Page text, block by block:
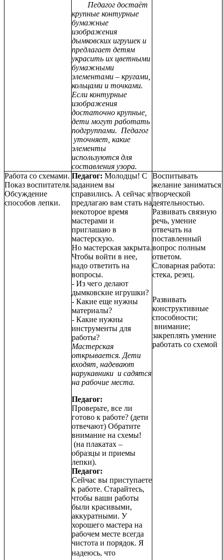
Педагог достаёт
крупные контурные
бумажные
изображения
дымковских игрушек и
предлагает детям
украсить их цветными
бумажными
элементами – кругами,
кольцами и точками.
Если контурные
изображения
достаточно крупные,
дети могут работать
подгруппами. Педагог
уточняет, какие
элементы
используются для
составления узора.
Работа со схемами.
Показ воспитателя.
Обсуждение
способов лепки.
Педагог: Молодцы! С
заданием вы
справились. А сейчас я
предлагаю вам стать на
некоторое время
мастерами и
приглашаю в
мастерскую.
Но мастерская закрыта.
Чтобы войти в нее,
надо ответить на
вопросы.
- Из чего делают
дымковские игрушки?
- Какие еще нужны
материалы?
- Какие нужны
инструменты для
работы?
Мастерская
открывается. Дети
входят, надевают
нарукавники и садятся
на рабочие места.
Педагог:
Проверьте, все ли
готово к работе? (дети
отвечают) Обратите
внимание на схемы!
(на плакатах –
образцы и приемы
лепки).
Педагог:
Сейчас вы приступаете
к работе. Старайтесь,
чтобы ваши работы
были красивыми,
аккуратными. У
хорошего мастера на
рабочем месте всегда
чистота и порядок. Я
надеюсь, что
Воспитывать
желание заниматься
творческой
деятельностью.
Развивать связную
речь, умение
отвечать на
поставленный
вопрос полным
ответом.
Словарная работа:
стека, резец.
Развивать
конструктивные
способности;
внимание;
закреплять умение
работать со схемой